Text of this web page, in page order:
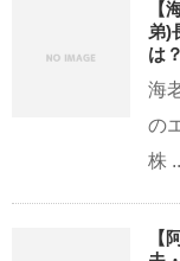
【
弟)
は？
海
の
株
【